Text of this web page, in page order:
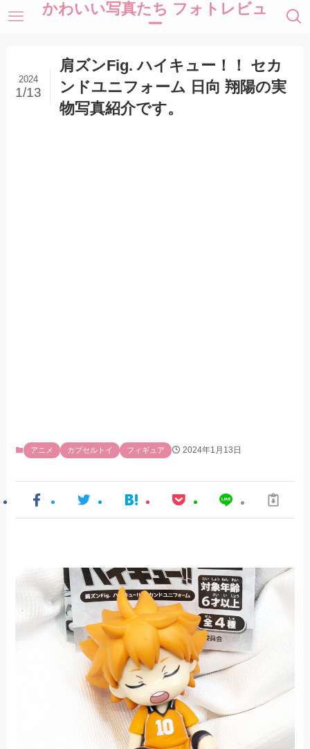
かわいい写真たち フォトレビュ
ー
肩ズンFig. ハイキュー！！ セカ
ンドユニフォーム 日向 翔陽の実
物写真紹介です。
2024
1/13
アニメ カプセルトイ フィギュア 2024年1月13日